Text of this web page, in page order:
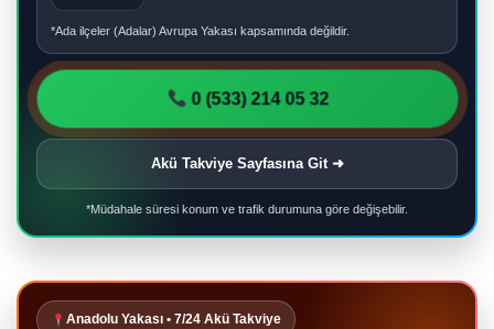
*Ada ilçeler (Adalar) Avrupa Yakası kapsamında değildir.
0 (533) 214 05 32
Akü Takviye Sayfasına Git ➜
*Müdahale süresi konum ve trafik durumuna göre değişebilir.
Anadolu Yakası • 7/24 Akü Takviye